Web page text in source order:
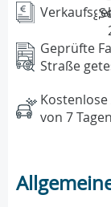
Geprüfte
Straße
von 7 Tagen